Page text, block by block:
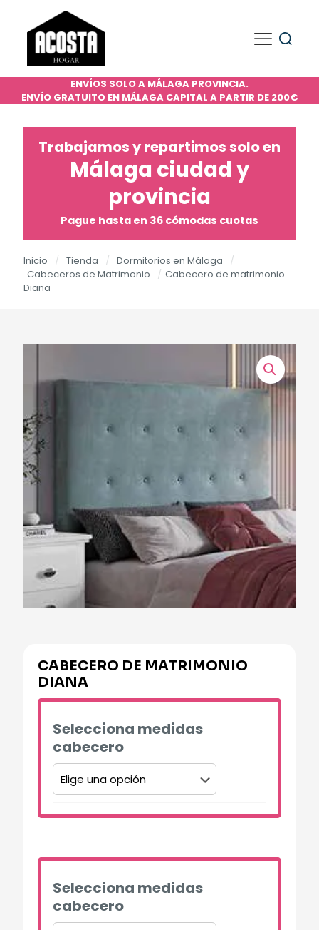
ENVÍOS SOLO A MÁLAGA PROVINCIA.
ENVÍO GRATUITO EN MÁLAGA CAPITAL A PARTIR DE 200€
Trabajamos y repartimos solo en
Málaga ciudad y
provincia
Pague hasta en 36 cómodas cuotas
Inicio / Tienda / Dormitorios en Málaga
/
Cabeceros de Matrimonio
/ Cabecero de matrimonio
Diana
CABECERO DE MATRIMONIO
DIANA
Selecciona medidas
cabecero
Selecciona medidas
cabecero